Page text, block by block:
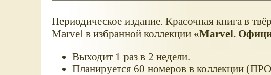
Периодическое издание. Красочная книга в
Marvel в избранной коллекции
Marvel.
Выходит 1 раз в 2 недели.
Планируется 60 номеров в коллекции